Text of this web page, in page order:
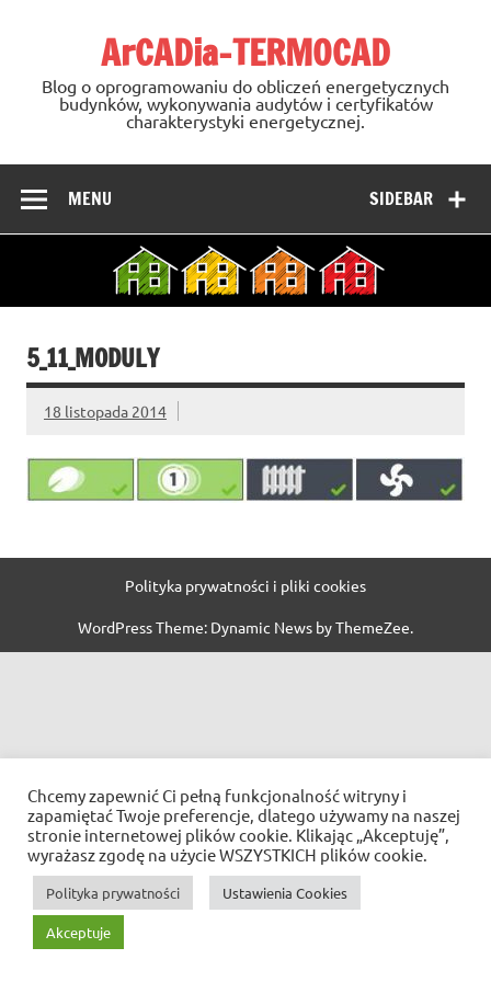
ArCADia-TERMOCAD
Blog o oprogramowaniu do obliczeń energetycznych
budynków, wykonywania audytów i certyfikatów
charakterystyki energetycznej.
SIDEBAR
MENU
5_11_MODULY
18 listopada 2014
Polityka prywatności i pliki cookies
WordPress Theme: Dynamic News by ThemeZee.
Chcemy zapewnić Ci pełną funkcjonalność witryny i
zapamiętać Twoje preferencje, dlatego używamy na naszej
stronie internetowej plików cookie. Klikając „Akceptuję”,
wyrażasz zgodę na użycie WSZYSTKICH plików cookie.
Polityka prywatności Ustawienia Cookies
Akceptuje